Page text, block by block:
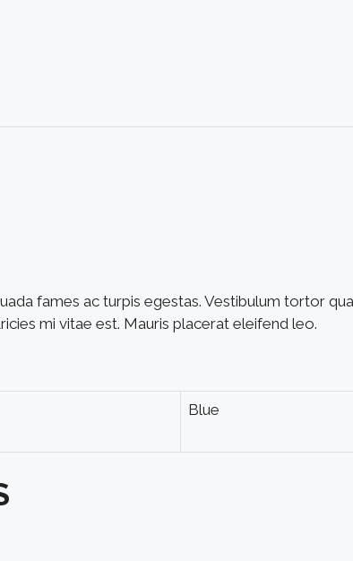
fames ac turpis egestas. Vestibulum tortor
mi vitae est. Mauris placerat eleifend leo.
Blue